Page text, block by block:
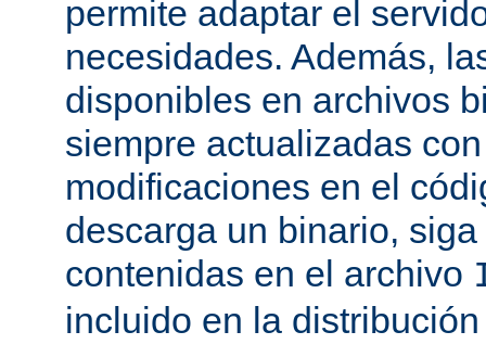
permite adaptar el
necesidades. Además,
disponibles en archivos
siempre actualizadas
modificaciones en el
descarga un binario,
contenidas en el archivo
incluido en la distribución